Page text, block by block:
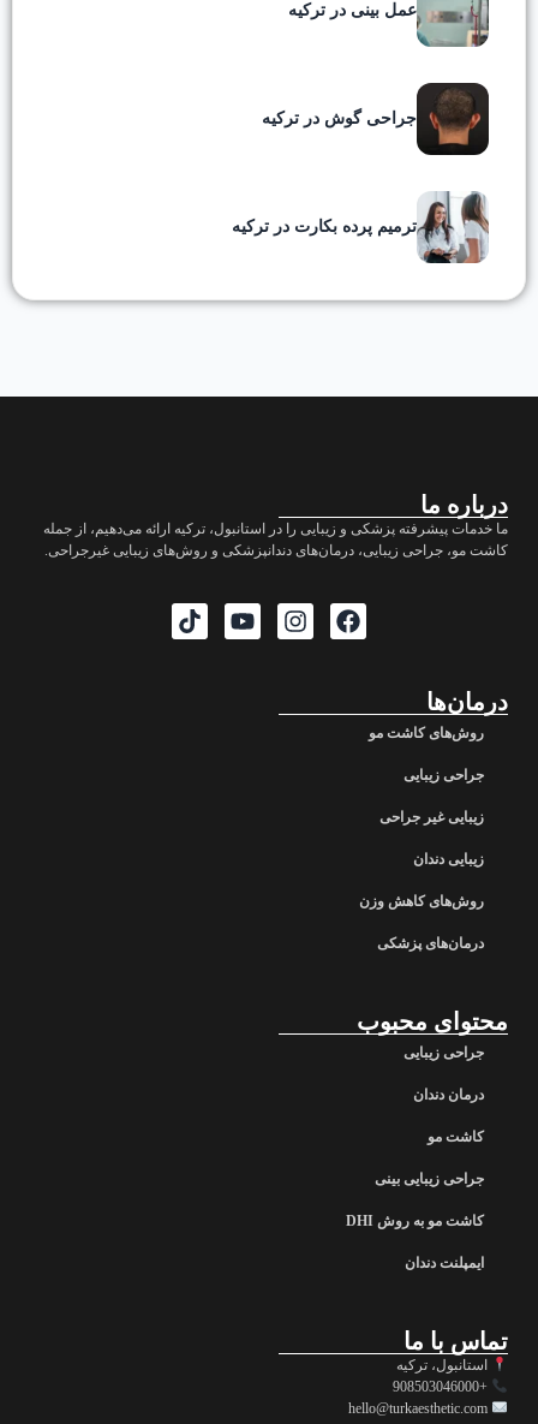
عمل بینی در ترکیه
جراحی گوش در ترکیه
ترمیم پرده بکارت در ترکیه
درباره ما
ما خدمات پیشرفته پزشکی و زیبایی را در استانبول، ترکیه ارائه می‌دهیم، از جمله
کاشت مو، جراحی زیبایی، درمان‌های دندانپزشکی و روش‌های زیبایی غیرجراحی.
درمان‌ها
روش‌های کاشت مو
جراحی زیبایی
زیبایی غیر جراحی
زیبایی دندان
روش‌های کاهش وزن
درمان‌های پزشکی
محتوای محبوب
جراحی زیبایی
درمان دندان
کاشت مو
جراحی زیبایی بینی
کاشت مو به روش DHI
ایمپلنت دندان
تماس با ما
استانبول، ترکیه
+908503046000